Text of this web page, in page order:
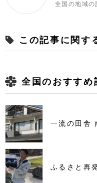
全国の地域の
この記事に関す
全国のおすすめ
一流の田舎
ふるさと再